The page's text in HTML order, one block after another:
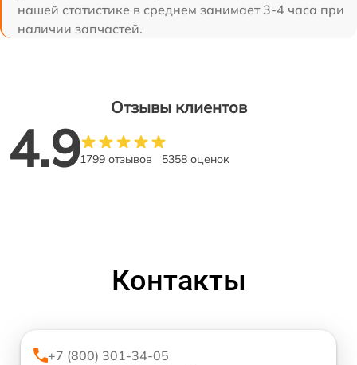
нашей статистике в среднем занимает 3-4 часа при
наличии запчастей.
Отзывы клиентов
4.91799 отзывов 5358 оценок
Контакты
+7 (800) 301-34-05